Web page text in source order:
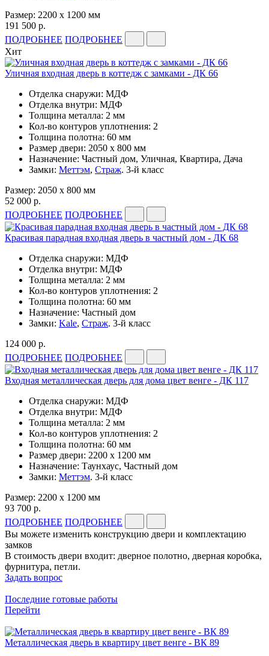
Размер: 2200 x 1200 мм
191 500 р.
ПОДРОБНЕЕ ПОДРОБНЕЕ
Хит
Уличная входная дверь в коттедж с замками - ДК 66
Отделка снаружи: МДФ
Отделка внутри: МДФ
Толщина металла: 2 мм
Кол-во контуров уплотнения: 2
Толщина полотна: 60 мм
Размер двери: 2050 x 800 мм
Назначение: Частный дом, Уличная, Квартира, Дача
Замки: Меттэм, Страж. 3-й класс
Размер: 2050 x 800 мм
52 000 р.
ПОДРОБНЕЕ ПОДРОБНЕЕ
Красивая парадная входная дверь в частный дом - ДК 68
Отделка снаружи: МДФ
Отделка внутри: МДФ
Толщина металла: 2 мм
Кол-во контуров уплотнения: 2
Толщина полотна: 60 мм
Назначение: Частный дом
Замки: Kale, Страж. 3-й класс
124 000 р.
ПОДРОБНЕЕ ПОДРОБНЕЕ
Входная металлическая дверь для дома цвет венге - ДК 117
Отделка снаружи: МДФ
Отделка внутри: МДФ
Толщина металла: 2 мм
Кол-во контуров уплотнения: 2
Толщина полотна: 60 мм
Размер двери: 2200 x 1200 мм
Назначение: Таунхаус, Частный дом
Замки: Меттэм. 3-й класс
Размер: 2200 x 1200 мм
93 700 р.
ПОДРОБНЕЕ ПОДРОБНЕЕ
Вы можете изменить конструкцию двери и комплектацию
замков
В стоимость двери входит: дверное полотно, дверная коробка,
фурнитура, петли.
Задать вопрос
Последние готовые работы
Перейти
Металлическая дверь в квартиру цвет венге - ВК 89